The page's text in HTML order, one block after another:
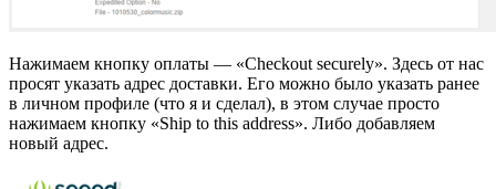
Нажимаем кнопку оплаты — «Checkout securely». Здесь от нас
просят указать адрес доставки. Его можно было указать ранее
в личном профиле (что я и сделал), в этом случае просто
нажимаем кнопку «Ship to this address». Либо добавляем
новый адрес.